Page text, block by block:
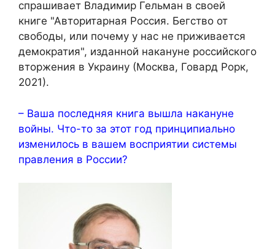
спрашивает Владимир Гельман в своей
книге "Авторитарная Россия. Бегство от
свободы, или почему у нас не приживается
демократия", изданной накануне российского
вторжения в Украину (Москва, Говард Рорк,
2021).
– Ваша последняя книга вышла накануне
войны. Что-то за этот год принципиально
изменилось в вашем восприятии системы
правления в России?